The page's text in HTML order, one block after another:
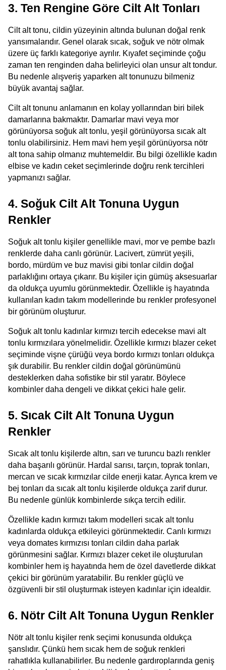
3. Ten Rengine Göre Cilt Alt Tonları
Cilt alt tonu, cildin yüzeyinin altında bulunan doğal renk
yansımalarıdır. Genel olarak sıcak, soğuk ve nötr olmak
üzere üç farklı kategoriye ayrılır. Kıyafet seçiminde çoğu
zaman ten renginden daha belirleyici olan unsur alt tondur.
Bu nedenle alışveriş yaparken alt tonunuzu bilmeniz
büyük avantaj sağlar.
Cilt alt tonunu anlamanın en kolay yollarından biri bilek
damarlarına bakmaktır. Damarlar mavi veya mor
görünüyorsa soğuk alt tonlu, yeşil görünüyorsa sıcak alt
tonlu olabilirsiniz. Hem mavi hem yeşil görünüyorsa nötr
alt tona sahip olmanız muhtemeldir. Bu bilgi özellikle kadın
elbise ve kadın ceket seçimlerinde doğru renk tercihleri
yapmanızı sağlar.
4. Soğuk Cilt Alt Tonuna Uygun
Renkler
Soğuk alt tonlu kişiler genellikle mavi, mor ve pembe bazlı
renklerde daha canlı görünür. Lacivert, zümrüt yeşili,
bordo, mürdüm ve buz mavisi gibi tonlar cildin doğal
parlaklığını ortaya çıkarır. Bu kişiler için gümüş aksesuarlar
da oldukça uyumlu görünmektedir. Özellikle iş hayatında
kullanılan kadın takım modellerinde bu renkler profesyonel
bir görünüm oluşturur.
Soğuk alt tonlu kadınlar kırmızı tercih edecekse mavi alt
tonlu kırmızılara yönelmelidir. Özellikle kırmızı blazer ceket
seçiminde vişne çürüğü veya bordo kırmızı tonları oldukça
şık durabilir. Bu renkler cildin doğal görünümünü
desteklerken daha sofistike bir stil yaratır. Böylece
kombinler daha dengeli ve dikkat çekici hale gelir.
5. Sıcak Cilt Alt Tonuna Uygun
Renkler
Sıcak alt tonlu kişilerde altın, sarı ve turuncu bazlı renkler
daha başarılı görünür. Hardal sarısı, tarçın, toprak tonları,
mercan ve sıcak kırmızılar cilde enerji katar. Ayrıca krem ve
bej tonları da sıcak alt tonlu kişilerde oldukça zarif durur.
Bu nedenle günlük kombinlerde sıkça tercih edilir.
Özellikle kadın kırmızı takım modelleri sıcak alt tonlu
kadınlarda oldukça etkileyici görünmektedir. Canlı kırmızı
veya domates kırmızısı tonları cildin daha parlak
görünmesini sağlar. Kırmızı blazer ceket ile oluşturulan
kombinler hem iş hayatında hem de özel davetlerde dikkat
çekici bir görünüm yaratabilir. Bu renkler güçlü ve
özgüvenli bir stil oluşturmak isteyen kadınlar için idealdir.
6. Nötr Cilt Alt Tonuna Uygun Renkler
Nötr alt tonlu kişiler renk seçimi konusunda oldukça
şanslıdır. Çünkü hem sıcak hem de soğuk renkleri
rahatlıkla kullanabilirler. Bu nedenle gardıroplarında geniş